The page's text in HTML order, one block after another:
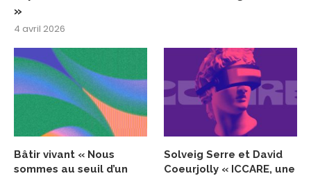
»
4 avril 2026
Bâtir vivant « Nous
sommes au seuil d’un
Solveig Serre et David
Coeurjolly « ICCARE, une